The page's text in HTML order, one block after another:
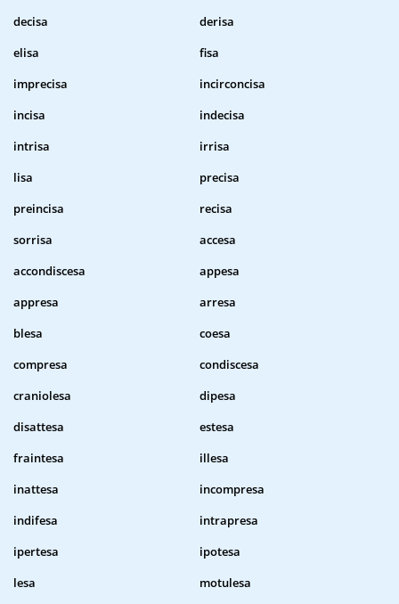
decisa
derisa
elisa
fisa
imprecisa
incirconcisa
incisa
indecisa
intrisa
irrisa
lisa
precisa
preincisa
recisa
sorrisa
accesa
accondiscesa
appesa
appresa
arresa
blesa
coesa
compresa
condiscesa
craniolesa
dipesa
disattesa
estesa
fraintesa
illesa
inattesa
incompresa
indifesa
intrapresa
ipertesa
ipotesa
lesa
motulesa